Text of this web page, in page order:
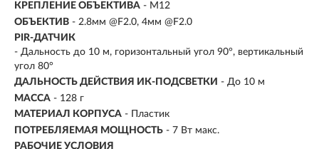
КРЕПЛЕНИЕ ОБЪЕКТИВА - M12
ОБЪЕКТИВ - 2.8мм @F2.0, 4мм @F2.0
PIR-ДАТЧИК
- Дальность до 10 м, горизонтальный угол 90°, вертикальный
угол 80°
ДАЛЬНОСТЬ ДЕЙСТВИЯ ИК-ПОДСВЕТКИ - До 10 м
МАССА - 128 г
МАТЕРИАЛ КОРПУСА - Пластик
ПОТРЕБЛЯЕМАЯ МОЩНОСТЬ - 7 Вт макс.
РАБОЧИЕ УСЛОВИЯ